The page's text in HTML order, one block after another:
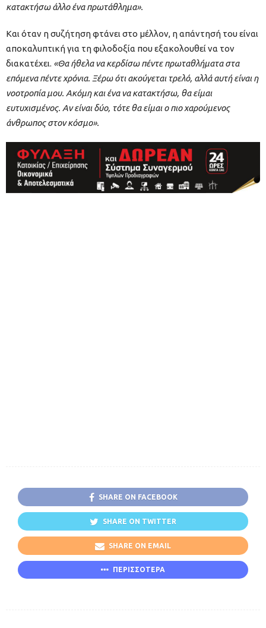
κατακτήσω άλλο ένα πρωτάθλημα».
Και όταν η συζήτηση φτάνει στο μέλλον, η απάντησή του είναι
αποκαλυπτική για τη φιλοδοξία που εξακολουθεί να τον
διακατέχει. «Θα ήθελα να κερδίσω πέντε πρωταθλήματα στα
επόμενα πέντε χρόνια. Ξέρω ότι ακούγεται τρελό, αλλά αυτή είναι η
νοοτροπία μου. Ακόμη και ένα να κατακτήσω, θα είμαι
ευτυχισμένος. Αν είναι δύο, τότε θα είμαι ο πιο χαρούμενος
άνθρωπος στον κόσμο».
SHARE ON FACEBOOK
SHARE ON TWITTER
SHARE ON EMAIL
ΠΕΡΙΣΣΟΤΕΡΑ